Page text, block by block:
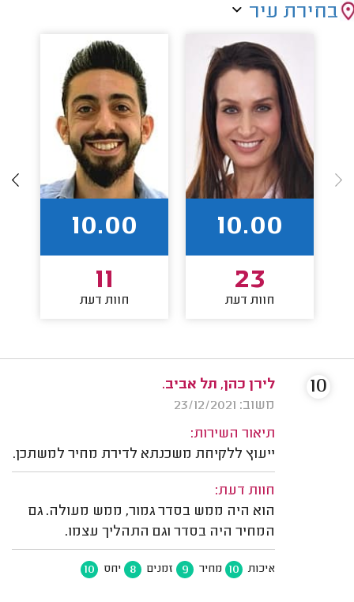
בחירת עיר
10.00
23
חוות דעת
10.00
11
חוות דעת
לירן כהן, תל אביב.
משוב: 23/12/2021
תיאור השירות:
ייעוץ ללקיחת משכנתא לדירת מחיר למשתכן.
חוות דעת:
הוא היה ממש בסדר גמור, ממש מעולה. גם
המחיר היה בסדר וגם התהליך עצמו.
איכות 10 מחיר 9 זמנים 8 יחס 10
10